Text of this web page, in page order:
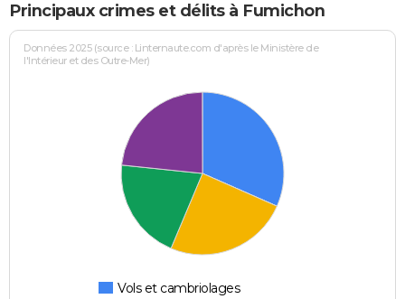
Principaux crimes et délits à Fumichon
Données 2025 (source : Linternaute.com d'après le Ministère de
l'Intérieur et des Outre-Mer)
Vols et cambriolages